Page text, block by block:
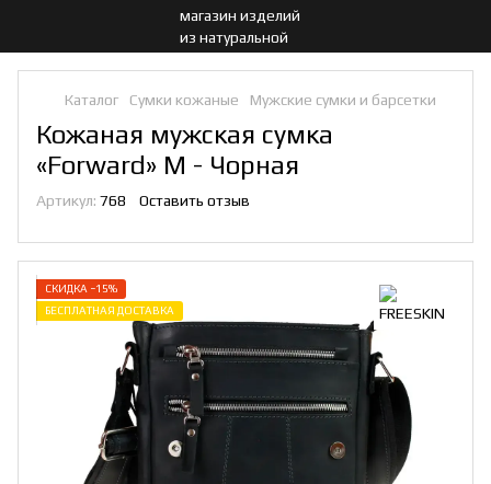
Каталог Сумки кожаные Мужские сумки и барсетки
Кожаная мужская сумка
«Forward» M - Чорная
Артикул: 768 Оставить отзыв
СКИДКА −15%
БЕСПЛАТНАЯ ДОСТАВКА